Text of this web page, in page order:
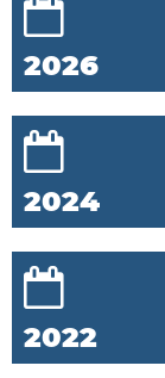
2026
2024
2022